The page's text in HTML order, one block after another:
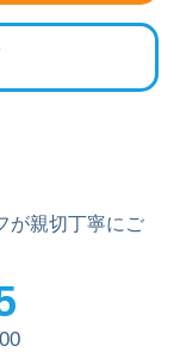
が親切丁寧にご